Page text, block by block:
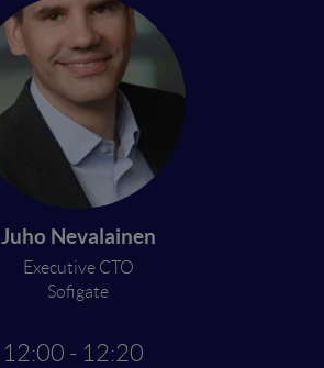
Juho Nevalainen
Executive CTO
Sofigate
12:00 - 12:20